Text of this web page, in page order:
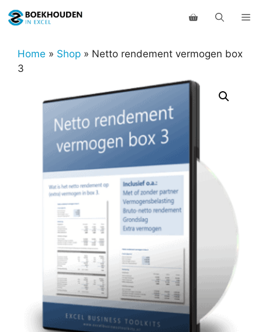
naar
inhoudHome » Shop » Netto rendement vermogen box
3